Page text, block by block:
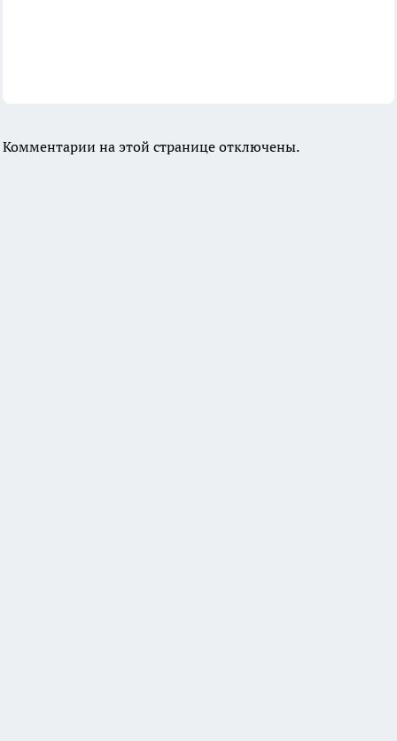
Комментарии на этой странице отключены.